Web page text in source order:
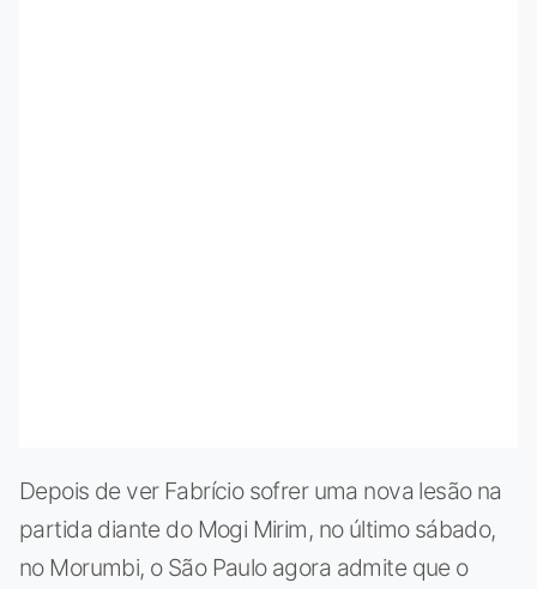
Depois de ver Fabrício sofrer uma nova lesão na
partida diante do Mogi Mirim, no último sábado,
no Morumbi, o São Paulo agora admite que o